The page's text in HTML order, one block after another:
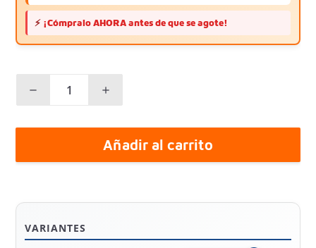
⚡ ¡Cómpralo AHORA antes de que se agote!
Añadir al carrito
VARIANTES